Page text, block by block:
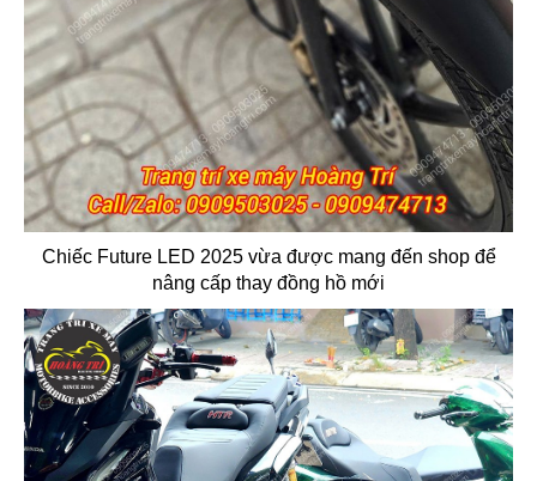
Chiếc Future LED 2025 vừa được mang đến shop để
nâng cấp thay đồng hồ mới